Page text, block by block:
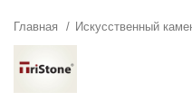
Главная Искусственный